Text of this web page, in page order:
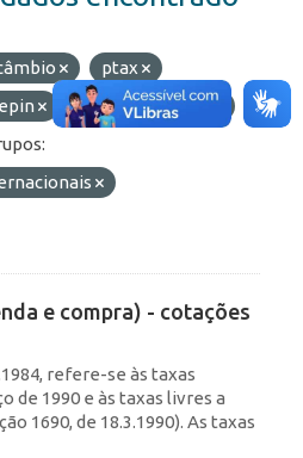
ptax
Formatos:
JSON
e compra) - cotações
refere-se às taxas
de 1990 e às taxas livres a
1690, de 18.3.1990). As taxas